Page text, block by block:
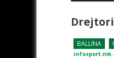
BALLINA
infosport.mk